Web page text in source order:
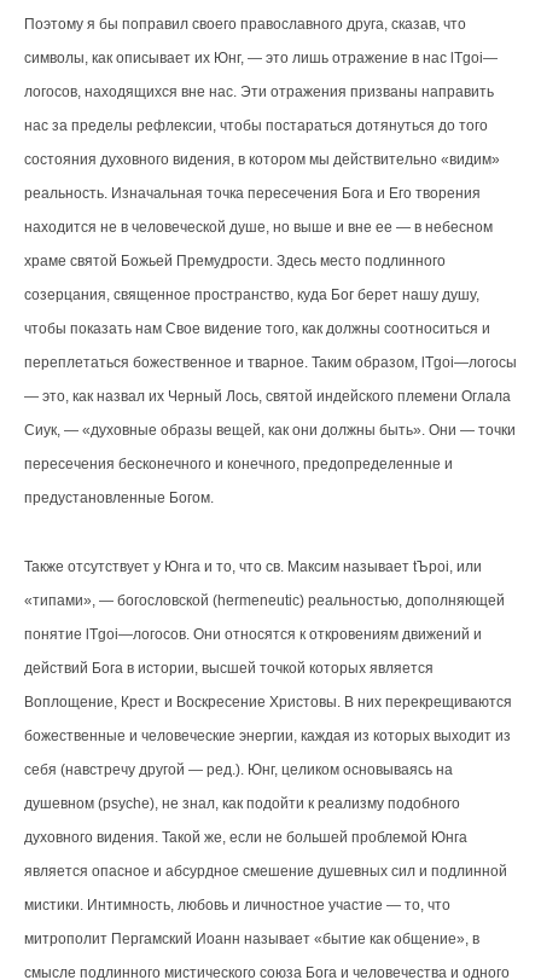
Поэтому я бы поправил своего православного друга, сказав, что
символы, как описывает их Юнг, — это лишь отражение в нас lТgoi—
логосов, находящихся вне нас. Эти отражения призваны направить
нас за пределы рефлексии, чтобы постараться дотянуться до того
состояния духовного видения, в котором мы действительно «видим»
реальность. Изначальная точка пересечения Бога и Его творения
находится не в человеческой душе, но выше и вне ее — в небесном
храме святой Божьей Премудрости. Здесь место подлинного
созерцания, священное пространство, куда Бог берет нашу душу,
чтобы показать нам Свое видение того, как должны соотноситься и
переплетаться божественное и тварное. Таким образом, lТgoi—логосы
— это, как назвал их Черный Лось, святой индейского племени Оглала
Сиук, — «духовные образы вещей, как они должны быть». Они — точки
пересечения бесконечного и конечного, предопределенные и
предустановленные Богом.
Также отсутствует у Юнга и то, что св. Максим называет tЪpoi, или
«типами», — богословской (hermeneutic) реальностью, дополняющей
понятие lТgoi—логосов. Они относятся к откровениям движений и
действий Бога в истории, высшей точкой которых является
Воплощение, Крест и Воскресение Христовы. В них перекрещиваются
божественные и человеческие энергии, каждая из которых выходит из
себя (навстречу другой — ред.). Юнг, целиком основываясь на
душевном (psyche), не знал, как подойти к реализму подобного
духовного видения. Такой же, если не большей проблемой Юнга
является опасное и абсурдное смешение душевных сил и подлинной
мистики. Интимность, любовь и личностное участие — то, что
митрополит Пергамский Иоанн называет «бытие как общение», в
смысле подлинного мистического союза Бога и человечества и одного